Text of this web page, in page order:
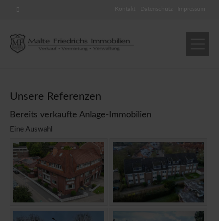
Kontakt Datenschutz Impressum
Unsere Referenzen
Bereits verkaufte Anlage-Immobilien
Eine Auswahl